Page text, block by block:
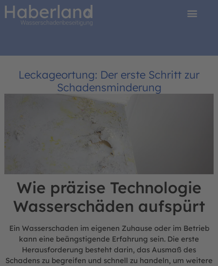
Leckageortung: Der erste Schritt zur
Schadensminderung
Wie präzise Technologie
Wasserschäden aufspürt
Ein Wasserschaden im eigenen Zuhause oder im Betrieb
kann eine beängstigende Erfahrung sein. Die erste
Herausforderung besteht darin, das Ausmaß des
Schadens zu begreifen und schnell zu handeln, um weitere